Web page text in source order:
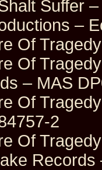
Suffer
‎–
Of
Of
‎– MAS
Of
2
Of
Records